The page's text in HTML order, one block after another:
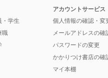
・学生
職
アカウントサービス
個人情報の確認・変
メールアドレスの確
パスワードの変更
かかりつけ書店の確
マイ本棚